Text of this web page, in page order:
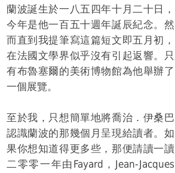
蘭波誕生於一八五四年十月二十日，
今年是他一百五十週年誕辰紀念。然
而直到我提筆寫這篇短文即五月初，
在法國文學界似乎沒有引起返響。只
有布魯塞爾的美術博物館為他舉辦了
一個展覽。
至於我，只想簡單地將喬治．伊桑巴
認識蘭波的那幾個月呈現給讀者。如
果你想知道得更多些，那便請讀一讀
二零零一年由Fayard，Jean-Jacques